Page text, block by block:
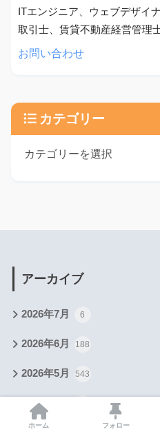
ITエンジニア、ウェブデザイ
取引士、賃貸不動産経営管理
お問い合わせ
カテゴリー
アーカイブ
2026年7月 6
2026年6月 188
2026年5月 543
2026年4月
ホーム フォロー